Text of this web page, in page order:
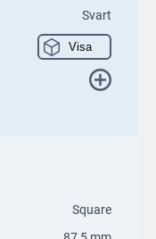
Svart
Visa
Square